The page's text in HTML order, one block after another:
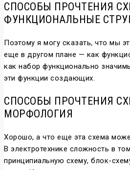
СПОСОБЫ ПРОЧТЕНИЯ
ФУНКЦИОНАЛЬНЫЕ
Поэтому я могу сказать, что мы
еще в другом плане — как
как набор функционально
эти функции создающих.
СПОСОБЫ ПРОЧТЕНИЯ
МОРФОЛОГИЯ
Хорошо, а что еще эта схема
В электротехнике сложность в
принципиальную схему, блок-